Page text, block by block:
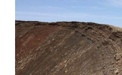
BUCEO
PLANIFICA TU VIAJE